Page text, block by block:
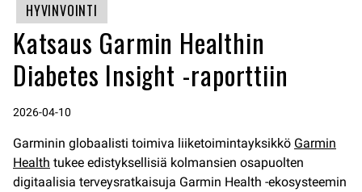
HYVINVOINTI
Katsaus Garmin Healthin
Diabetes Insight -raporttiin
2026-04-10
Garminin globaalisti toimiva liiketoimintayksikkö Garmin
Health tukee edistyksellisiä kolmansien osapuolten
digitaalisia terveysratkaisuja Garmin Health -ekosysteemin